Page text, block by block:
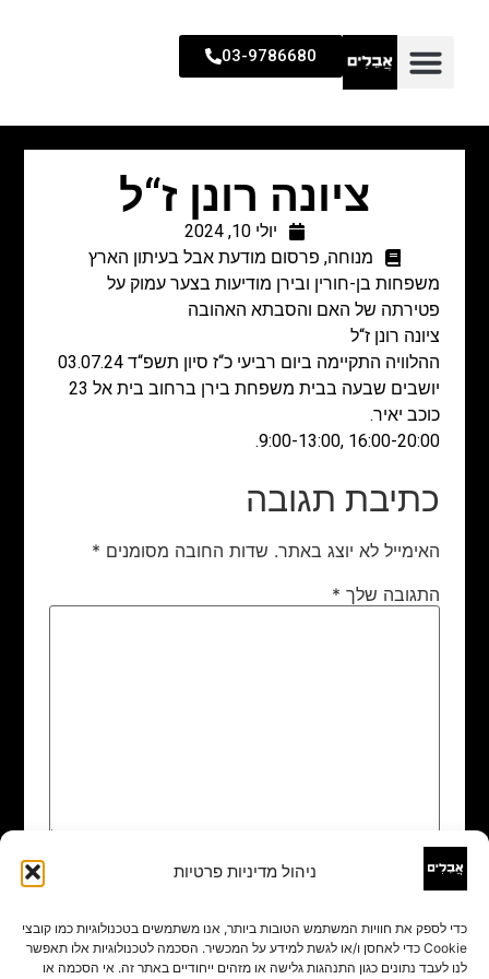
ניהול מדיניות פרטיות
כדי לספק את חוויות המשתמש הטובות ביותר, אנו משתמשים בטכנולוגיות כמו קובצי
Cookie כדי לאחסן ו/או לגשת למידע על המכשיר. הסכמה לטכנולוגיות אלו תאפשר
לנו לעבד נתונים כגון התנהגות גלישה או מזהים ייחודיים באתר זה. אי הסכמה או
03-9786680
ציונה רונן ז“ל
יולי 10, 2024
מנוחה, פרסום מודעת אבל בעיתון הארץ
משפחות בן-חורין ובירן מודיעות בצער עמוק על
פטירתה של האם והסבתא האהובה
ציונה רונן ז“ל
ההלוויה התקיימה ביום רביעי כ“ז סיון תשפ“ד 03.07.24
יושבים שבעה בבית משפחת בירן ברחוב בית אל 23
כוכב יאיר.
16:00-20:00 ,9:00-13:00.
כתיבת תגובה
האימייל לא יוצג באתר. שדות החובה מסומנים *
התגובה שלך *
שם
אימייל*